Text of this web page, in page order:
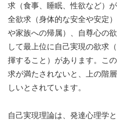
求（食事、睡眠、性欲など）
全欲求（身体的な安全や安定
や家族への帰属）、自尊心の
して最上位に自己実現の欲求
揮すること）があります。こ
求が満たされないと、上の階
しいとされています。
自己実現理論は、発達心理学